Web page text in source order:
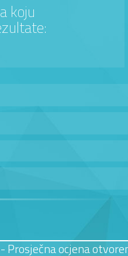
koju
- Prosječna ocjena